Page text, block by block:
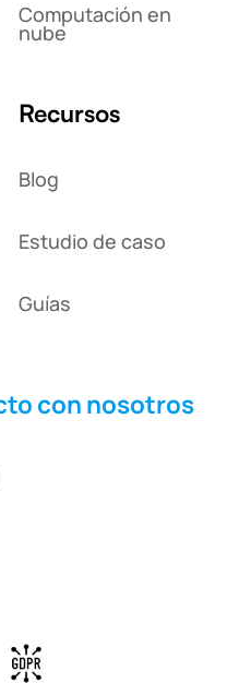
Computación en
nube
Recursos
Blog
Estudio de caso
Guías
con nosotros